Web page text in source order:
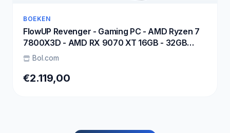
BOEKEN
FlowUP Revenger - Gaming PC - AMD Ryzen 7
7800X3D - AMD RX 9070 XT 16GB - 32GB
DDR5 RAM - 1TB - Waterkoeling
Bol.com
€2.119,00